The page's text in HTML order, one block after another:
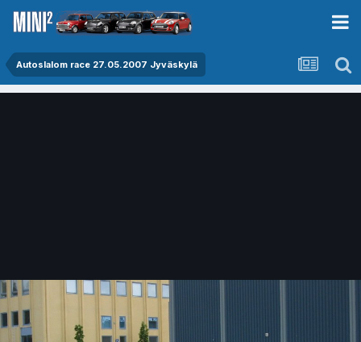
Autoslalom race 27.05.2007 Jyväskylä